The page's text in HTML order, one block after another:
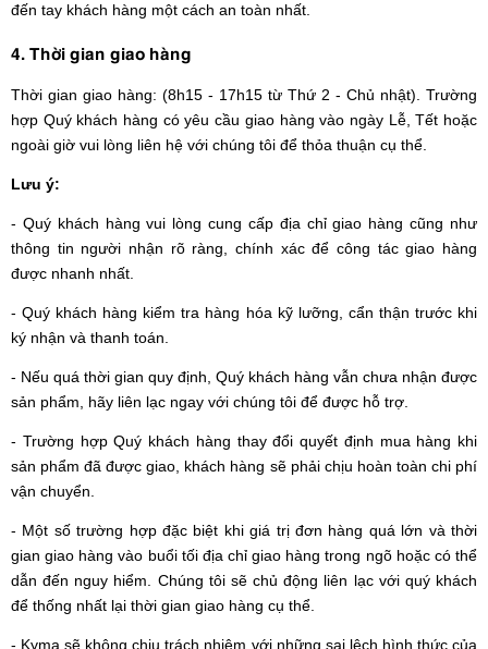
đến tay khách hàng một cách an toàn nhất.
4. Thời gian giao hàng
Thời gian giao hàng: (8h15 - 17h15 từ Thứ 2 - Chủ nhật). Trường
hợp Quý khách hàng có yêu cầu giao hàng vào ngày Lễ, Tết hoặc
ngoài giờ vui lòng liên hệ với chúng tôi để thỏa thuận cụ thể.
Lưu ý:
- Quý khách hàng vui lòng cung cấp địa chỉ giao hàng cũng như
thông tin người nhận rõ ràng, chính xác để công tác giao hàng
được nhanh nhất.
- Quý khách hàng kiểm tra hàng hóa kỹ lưỡng, cẩn thận trước khi
ký nhận và thanh toán.
- Nếu quá thời gian quy định, Quý khách hàng vẫn chưa nhận được
sản phẩm, hãy liên lạc ngay với chúng tôi để được hỗ trợ.
- Trường hợp Quý khách hàng thay đổi quyết định mua hàng khi
sản phẩm đã được giao, khách hàng sẽ phải chịu hoàn toàn chi phí
vận chuyển.
- Một số trường hợp đặc biệt khi giá trị đơn hàng quá lớn và thời
gian giao hàng vào buổi tối địa chỉ giao hàng trong ngõ hoặc có thể
dẫn đến nguy hiểm. Chúng tôi sẽ chủ động liên lạc với quý khách
để thống nhất lại thời gian giao hàng cụ thể.
- Kyma sẽ không chịu trách nhiệm với những sai lệch hình thức của